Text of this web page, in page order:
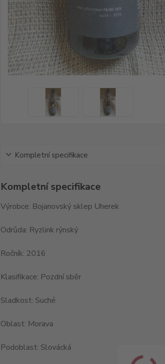
Kompletní specifikace
Kompletní specifikace
Výrobce: Bojanovský sklep Uherek
Odrůda: Ryzlink rýnský
Ročník: 2016
Klasifikace: Pozdní sběr
Sladkost: Suché
Oblast: Morava
Podoblast: Slovácká